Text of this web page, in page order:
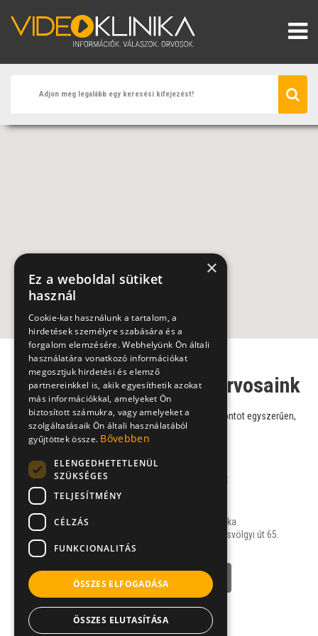
Plasztikai sebész szakorvosaink
Válasszon szakorvosaink közül, és foglaljon időpontot egyszerűen,
online!
Dr. Krasznai Zsolt
For Beauty Plasztika
1026 Budapest, Hűvösvölgyi út 65.
NÉVJEGY
×
Ez a weboldal sütiket
használ
Cookie-kat használunk a tartalom, a
hirdetések személyre szabására és a
forgalom elemzésére. Webhelyünk Ön általi
használatára vonatkozó információkat
megosztjuk hirdetési és elemző
partnereinkkel is, akik egyesíthetik azokat
más információkkal, amelyeket Ön
biztosított számukra, vagy amelyeket a
szolgáltatásaik Ön általi használatából
gyűjtöttek össze. Bővebben
ELENGEDHETETLENÜL
SZÜKSÉGES
TELJESÍTMÉNY
CÉLZÁS
FUNKCIONALITÁS
ÖSSZES ELFOGADÁSA
ÖSSZES ELUTASÍTÁSA